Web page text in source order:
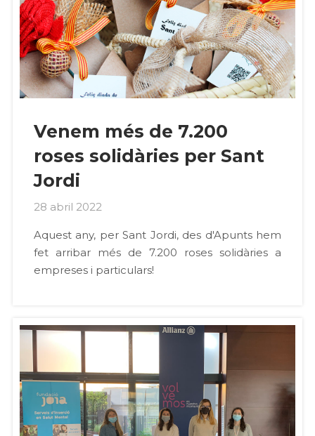
Venem més de 7.200
roses solidàries per Sant
Jordi
28 abril 2022
Aquest any, per Sant Jordi, des d'Apunts hem
fet arribar més de 7.200 roses solidàries a
empreses i particulars!